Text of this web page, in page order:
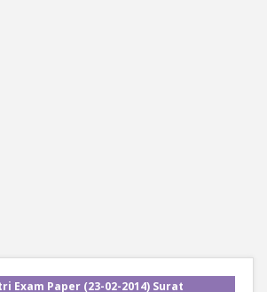
Exam Paper (23-02-2014) Surat